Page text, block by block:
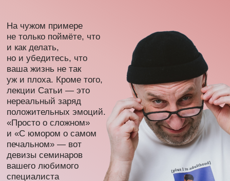
Лучше один раз увидеть, с какими эмоциями
люди выходят после семинаров Сатьи, чем
100 раз прочитать.
Еще не купили билет? Аж сюда дочитали? Скорее
заказывайте, места же не резиновые!
Отзывы
о семинарах